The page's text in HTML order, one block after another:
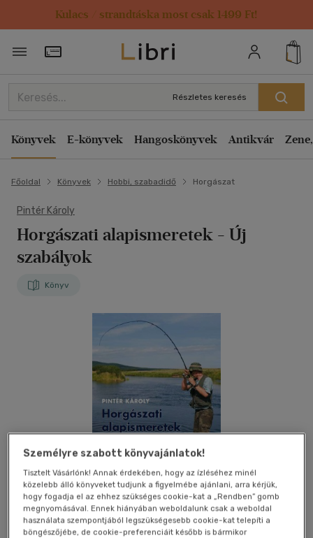
Kulacs / strandtáska most csak 1499 Ft!
Törzsvásárlói Kártya adatai
Részletes keresés
Könyvek E-könyvek Hangoskönyvek Antikvár
Főoldal Könyvek Hobbi, szabadidő Horgászat
Pintér Károly
Horgászati alapismeretek - Új
szabályok
Könyv
Személyre szabott könyvajánlatok!
Tisztelt Vásárlónk! Annak érdekében, hogy az ízléséhez minél
közelebb álló könyveket tudjunk a figyelmébe ajánlani, arra kérjük,
hogy fogadja el az ehhez szükséges cookie-kat a „Rendben” gomb
megnyomásával. Ennek hiányában weboldalunk csak a weboldal
használata szempontjából legszükségesebb cookie-kat telepíti a
böngészőjébe, de cookie-preferenciáit később is bármikor